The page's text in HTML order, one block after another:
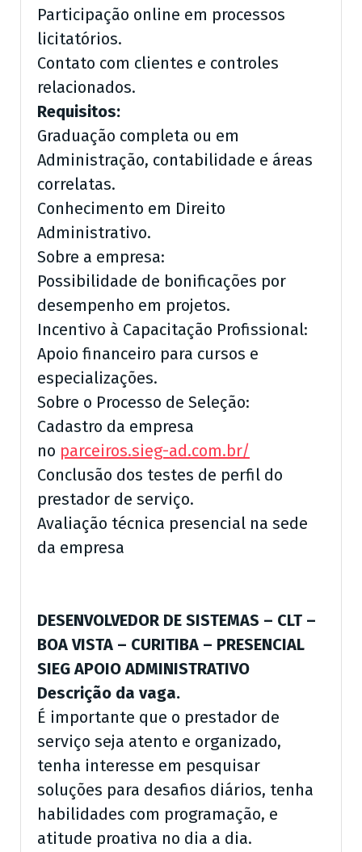
Participação online em processos
licitatórios.
Contato com clientes e controles
relacionados.
Requisitos:
Graduação completa ou em
Administração, contabilidade e áreas
correlatas.
Conhecimento em Direito
Administrativo.
Sobre a empresa:
Possibilidade de bonificações por
desempenho em projetos.
Incentivo à Capacitação Profissional:
Apoio financeiro para cursos e
especializações.
Sobre o Processo de Seleção:
Cadastro da empresa
no parceiros.sieg-ad.com.br/
Conclusão dos testes de perfil do
prestador de serviço.
Avaliação técnica presencial na sede
da empresa
DESENVOLVEDOR DE SISTEMAS – CLT –
BOA VISTA – CURITIBA – PRESENCIAL
SIEG APOIO ADMINISTRATIVO
Descrição da vaga.
É importante que o prestador de
serviço seja atento e organizado,
tenha interesse em pesquisar
soluções para desafios diários, tenha
habilidades com programação, e
atitude proativa no dia a dia.